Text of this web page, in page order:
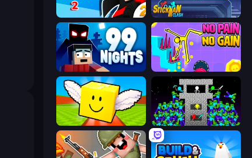
Ninja Hands 2 Stickman Clash
99 Nights (Bloxd.io) No Pain No Gain - Ragdoll Sandbox
Lucky Brainrot Blocks Online Stick Epic Fighter